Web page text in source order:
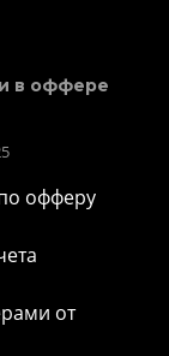
в оффере
офферу
от